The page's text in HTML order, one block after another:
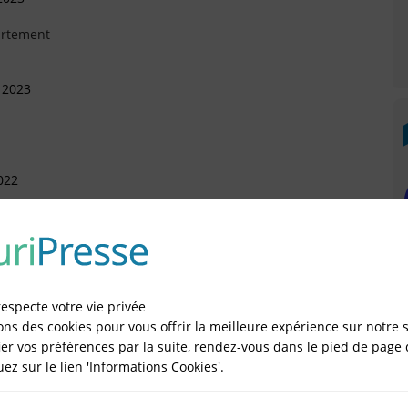
COMMUNICATION
2022
2017
votre vie privée
des cookies pour vous offrir la meilleure expérience sur notre
vos préférences par la suite, rendez-vous dans le pied de page
sur le lien 'Informations Cookies'.